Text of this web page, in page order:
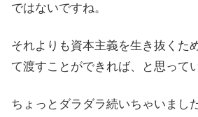
ではないですね。
それよりも資本主義を生き抜くた
て渡すことができれば、と思って
ちょっとダラダラ続いちゃいまし